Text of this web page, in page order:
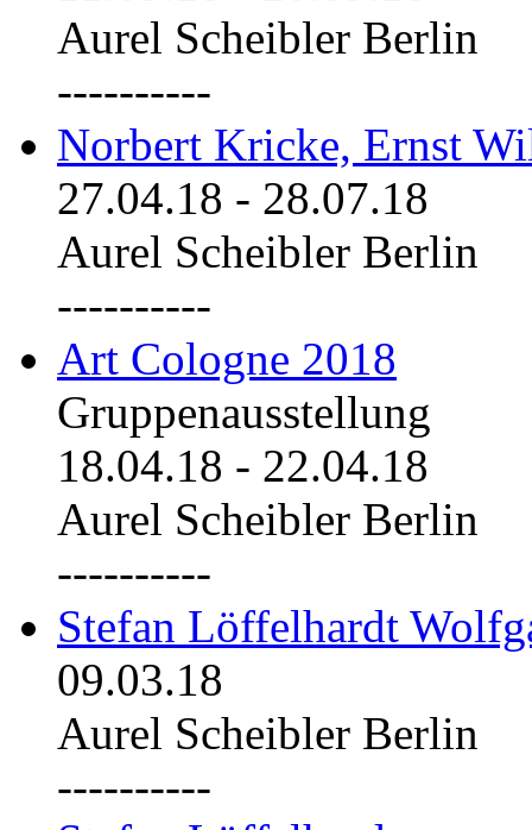
Aurel Scheibler Berlin
----------
Norbert Kricke, Ernst
27.04.18 - 28.07.18
Aurel Scheibler Berlin
----------
Art Cologne 2018
Gruppenausstellung
18.04.18 - 22.04.18
Aurel Scheibler Berlin
----------
Stefan Löffelhardt
09.03.18
Aurel Scheibler Berlin
----------